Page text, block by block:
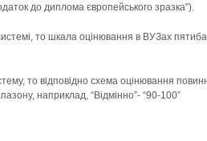
до диплома європейського зразка”).
то шкала оцінювання в ВУЗах
то відповідно схема оцінювання
наприклад, “Відмінно”- “90-100”